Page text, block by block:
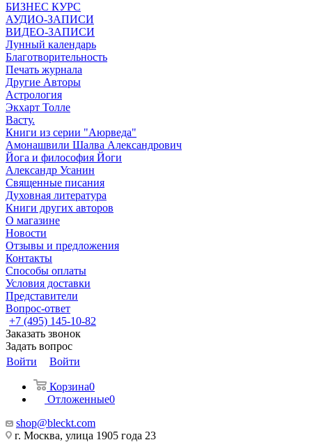
БИЗНЕС КУРС
АУДИО-ЗАПИСИ
ВИДЕО-ЗАПИСИ
Лунный календарь
Благотворительность
Печать журнала
Другие Aвторы
Астрология
Экхарт Толле
Васту.
Книги из серии "Аюрведа"
Амонашвили Шалва Александрович
Йога и философия Йоги
Александр Усанин
Священные писания
Духовная литература
Книги других авторов
О магазине
Новости
Отзывы и предложения
Контакты
Способы оплаты
Условия доставки
Представители
Вопрос-ответ
+7 (495) 145-10-82
Заказать звонок
Задать вопрос
Войти
Войти
Корзина0
Отложенные0
shop@bleckt.com
г. Москва, улица 1905 года 23